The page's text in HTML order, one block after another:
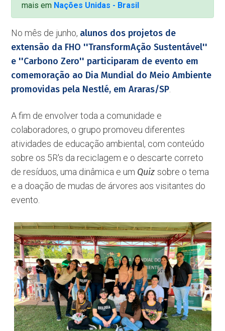
mais em Nações Unidas - Brasil
No mês de junho, alunos dos projetos de
extensão da FHO ''TransformAção Sustentável''
e ''Carbono Zero'' participaram de evento em
comemoração ao Dia Mundial do Meio Ambiente
promovidas pela Nestlé, em Araras/SP
A fim de envolver toda a comunidade e
colaboradores, o grupo promoveu diferentes
atividades de educação ambiental, com conteúdo
sobre os 5R's da reciclagem e o descarte correto
de resíduos, uma dinâmica e um Quizsobre o tema
e a doação de mudas de árvores aos visitantes do
evento.